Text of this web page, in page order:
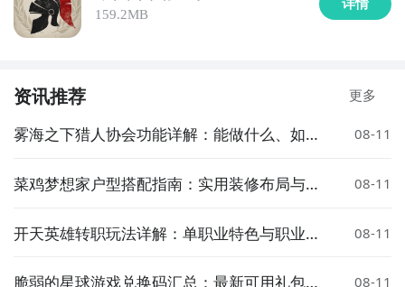
官方
福利礼包免费领
159.2MB
详情
资讯推荐 更多
雾海之下猎人协会功能详解：能做什么、如何
08-11
菜鸡梦想家户型搭配指南：实用装修布局与空
08-11
开天英雄转职玩法详解：单职业特色与职业切
08-11
脆弱的星球游戏兑换码汇总：最新可用礼包码 08-11